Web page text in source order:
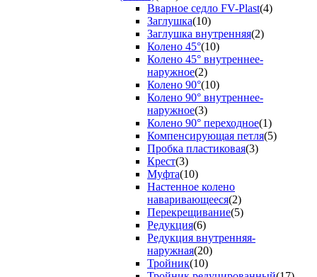
Вварное седло FV-Plast(4)
Заглушка(10)
Заглушка внутренняя(2)
Колено 45°(10)
Колено 45° внутреннее-
наружное(2)
Колено 90°(10)
Колено 90° внутреннее-
наружное(3)
Колено 90° переходное(1)
Компенсирующая петля(5)
Пробка пластиковая(3)
Крест(3)
Муфта(10)
Настенное колено
наваривающееся(2)
Перекрещивание(5)
Редукция(6)
Редукция внутренняя-
наружная(20)
Тройник(10)